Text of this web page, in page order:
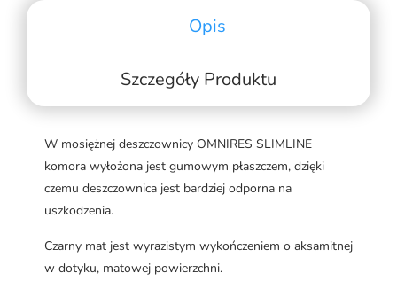
Opis
Szczegóły Produktu
W mosiężnej deszczownicy OMNIRES SLIMLINE
komora wyłożona jest gumowym płaszczem, dzięki
czemu deszczownica jest bardziej odporna na
uszkodzenia.
Czarny mat jest wyrazistym wykończeniem o aksamitnej
w dotyku, matowej powierzchni.